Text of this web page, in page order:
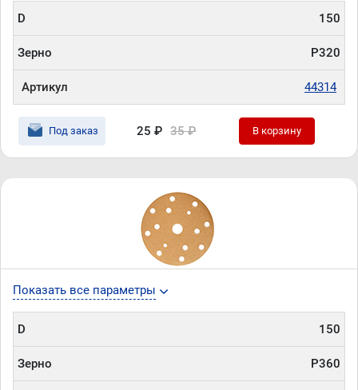
D 150
Зерно P320
Артикул 44314
Под заказ 25 ₽ 35 ₽ В корзину
Показать все параметры
D 150
Зерно P360